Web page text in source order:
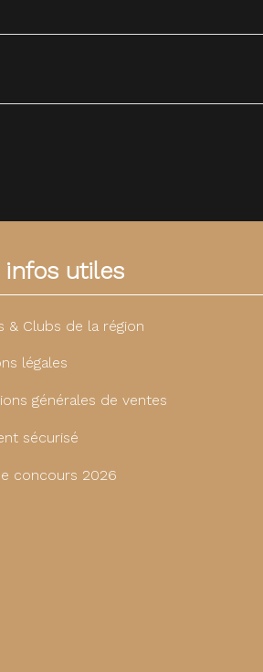
infos utiles
& Clubs de la région
légales
générales de ventes
sécurisé
concours 2026